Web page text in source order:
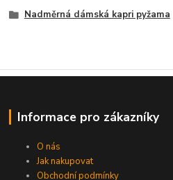
Nadměrná dámská kapri pyžama
Informace pro zákazníky
O nás
Jak nakupovat
Obchodní podmínky